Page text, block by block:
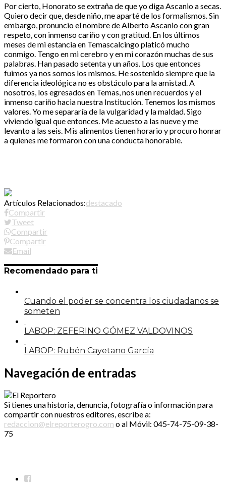
Por cierto, Honorato se extraña de que yo diga Ascanio a secas.
Quiero decir que, desde niño, me aparté de los formalismos. Sin
embargo, pronuncio el nombre de Alberto Ascanio con gran
respeto, con inmenso cariño y con gratitud. En los últimos
meses de mi estancia en Temascalcingo platicó mucho
conmigo. Tengo en mi cerebro y en mi corazón muchas de sus
palabras. Han pasado setenta y un años. Los que entonces
fuimos ya nos somos los mismos. He sostenido siempre que la
diferencia ideológica no es obstáculo para la amistad. A
nosotros, los egresados en Temas, nos unen recuerdos y el
inmenso cariño hacia nuestra Institución. Tenemos los mismos
valores. Yo me separaría de la vulgaridad y la maldad. Sigo
viviendo igual que entonces. Me acuesto a las nueve y me
levanto a las seis. Mis alimentos tienen horario y procuro honrar
a quienes me formaron con una conducta honorable.
Artículos Relacionados:destacado
Compartir
Tweet
Compartir
Compartir
Email
Recomendado para ti
Cuando el poder se concentra los ciudadanos se
someten
LABOP: ZEFERINO GÓMEZ VALDOVINOS
LABOP: Rubén Cayetano García
Navegación de entradas
Si tienes una historia, denuncia, fotografía o información para
compartir con nuestros editores, escribe a:
redaccion@elreporterogro.com o al Móvil: 045-74-75-09-38-
75